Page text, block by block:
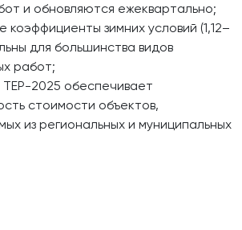
и обновляются ежеквартально;
зимних условий (1,12–
для большинства видов
работ;
2025 обеспечивает
стоимости объектов,
из региональных и муниципальных